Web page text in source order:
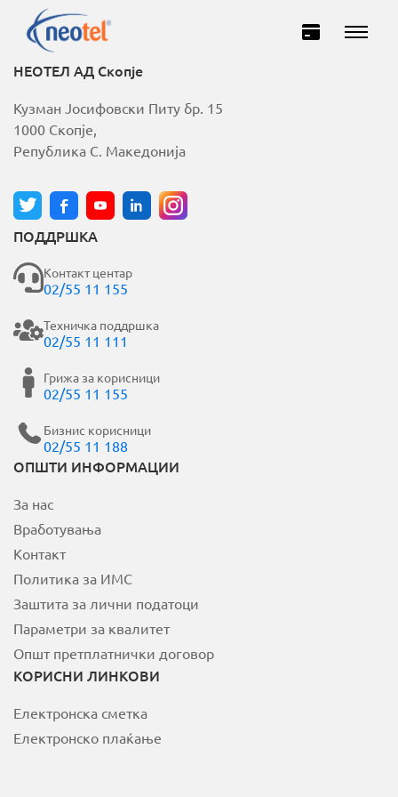
Домашни
ИНТЕРНЕТ
ТЕЛЕВИЗИЈА
ТЕЛЕФОНИЈА
MOJ НЕОТЕЛ
Плати сметка
За Неотел
НЕОТЕЛ АД Скопје
Кузман Јосифовски Питу бр. 15
1000 Скопје,
Република С. Македонија
ПОДДРШКА
Контакт центар
02/55 11 155
Техничка поддршка
02/55 11 111
Грижа за корисници
02/55 11 155
Бизнис корисници
02/55 11 188
ОПШТИ ИНФОРМАЦИИ
За нас
Вработувања
Контакт
Политика за ИМС
Заштита за лични податоци
Параметри за квалитет
Општ претплатнички договор
КОРИСНИ ЛИНКОВИ
Електронска сметка
Електронско плаќање